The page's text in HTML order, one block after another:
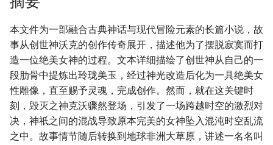
本文件为一部融合古典神话与现代冒险元素的长篇小说，故
事从创世神沃克的创作传奇展开，描述他为了摆脱寂寞而打
造一位绝美女神的过程。文本详细描绘了创世神从自己的一
段肋骨中提炼出玲珑美玉，经过神光改造后化为一具绝美女
性雕像，直至赐予灵魂，完成创作。然而，就在这关键时
刻，毁灭之神克沃骤然登场，引发了一场跨越时空的激烈对
决，神祇之间的混战导致原本完美的女神坠入混沌时空乱流
之中。故事情节随后转换到地球非洲大草原，讲述一名名叫